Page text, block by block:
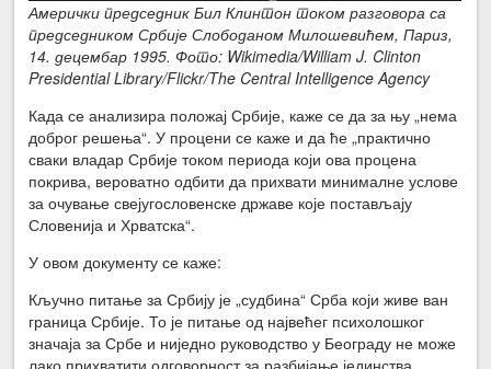
Амерички председник Бил Клинтон током разговора са
председником Србије Слободаном Милошевићем, Париз,
14. децембар 1995. Фото: Wikimedia/William J. Clinton
Presidential Library/Flickr/The Central Intelligence Agency
Када се анализира положај Србије, каже се да за њу „нема
доброг решења“. У процени се каже и да ће „практично
сваки владар Србије током периода који ова процена
покрива, вероватно одбити да прихвати минималне услове
за очување свејугословенске државе које постављају
Словенија и Хрватска“.
У овом документу се каже:
Кључно питање за Србију је „судбина“ Срба који живе ван
граница Србије. То је питање од највећег психолошког
значаја за Србе и ниједно руководство у Београду не може